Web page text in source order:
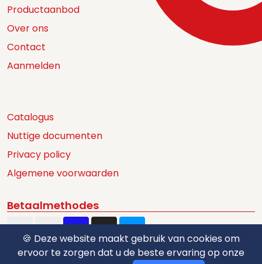
Productaanbod
Over ons
Contact
Aanmelden
Catalogus
Nuttige documenten
Privacy policy
Algemene voorwaarden
Betaalmethodes
🍪 Deze website maakt gebruik van cookies om
ervoor te zorgen dat u de beste ervaring op onze